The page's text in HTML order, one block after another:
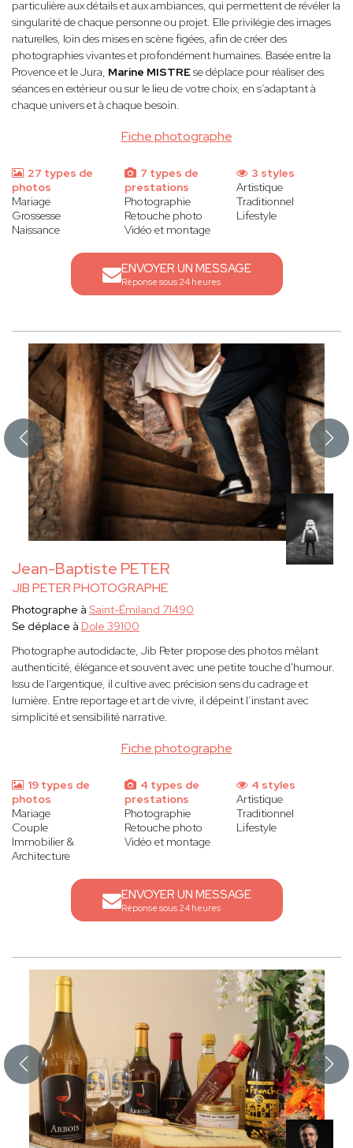
Fiche photographe
particulière aux détails et aux ambiances, qui permettent de révéler la
singularité de chaque personne ou projet. Elle privilégie des images
naturelles, loin des mises en scène figées, afin de créer des
photographies vivantes et profondément humaines. Basée entre la
Provence et le Jura, Marine MISTREse déplace pour réaliser des
séances en extérieur ou sur le lieu de votre choix, en s’adaptant à
chaque univers et à chaque besoin.
27 types de
photos
Mariage
Grossesse
Naissance
7 types de
prestations
Photographie
Retouche photo
Vidéo et montage
3 styles
Artistique
Traditionnel
Lifestyle
ENVOYER UN MESSAGE
Réponse sous 24 heures
Jean-Baptiste PETER
JIB PETER PHOTOGRAPHE
Fiche photographe
Photographe à Saint-Émiland 71490
Se déplace à Dole 39100
Photographe autodidacte, Jib Peter propose des photos mêlant
authenticité, élégance et souvent avec une petite touche d'humour.
Issu de l’argentique, il cultive avec précision sens du cadrage et
lumière. Entre reportage et art de vivre, il dépeint l’instant avec
simplicité et sensibilité narrative.
19 types de
photos
Mariage
Couple
Immobilier &
Architecture
4 types de
prestations
Photographie
Retouche photo
Vidéo et montage
4 styles
Artistique
Traditionnel
Lifestyle
ENVOYER UN MESSAGE
Réponse sous 24 heures